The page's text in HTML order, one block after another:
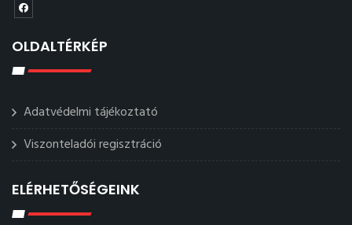
OLDALTÉRKÉP
Adatvédelmi tájékoztató
Viszonteladói regisztráció
ELÉRHETŐSÉGEINK